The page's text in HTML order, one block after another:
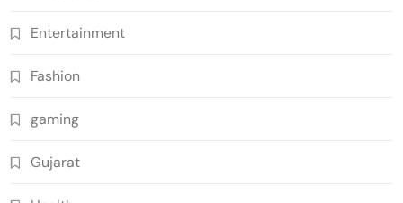
Entertainment
Fashion
gaming
Gujarat